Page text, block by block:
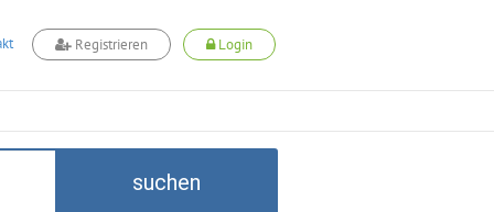
Registrieren Login
suchen